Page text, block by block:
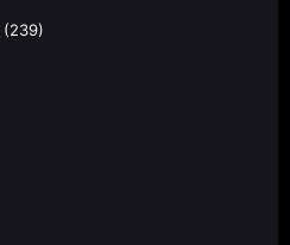
(239)